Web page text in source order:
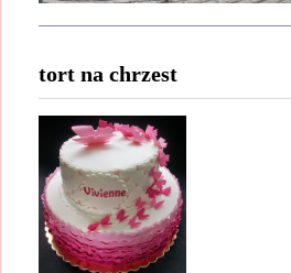
tort na chrzest